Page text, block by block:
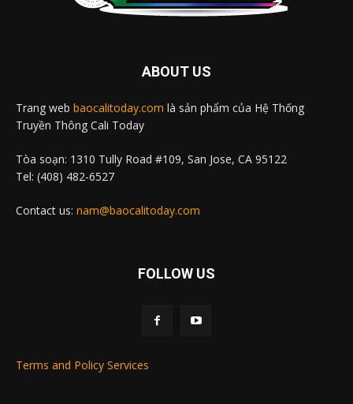
ABOUT US
Trang web baocalitoday.com là sản phẩm của Hệ Thống
Truyền Thông Cali Today
Tòa soạn: 1310 Tully Road #109, San Jose, CA 95122
Tel: (408) 482-6527
Contact us: nam@baocalitoday.com
FOLLOW US
Terms and Policy Services